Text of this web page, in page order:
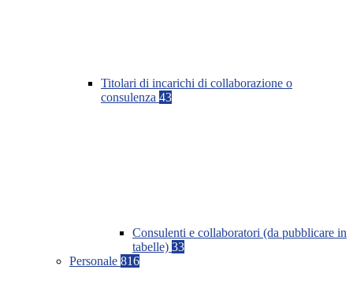
Titolari di incarichi di collaborazione o
consulenza 43
Consulenti e collaboratori (da pubblicare in
tabelle) 33
Personale 816